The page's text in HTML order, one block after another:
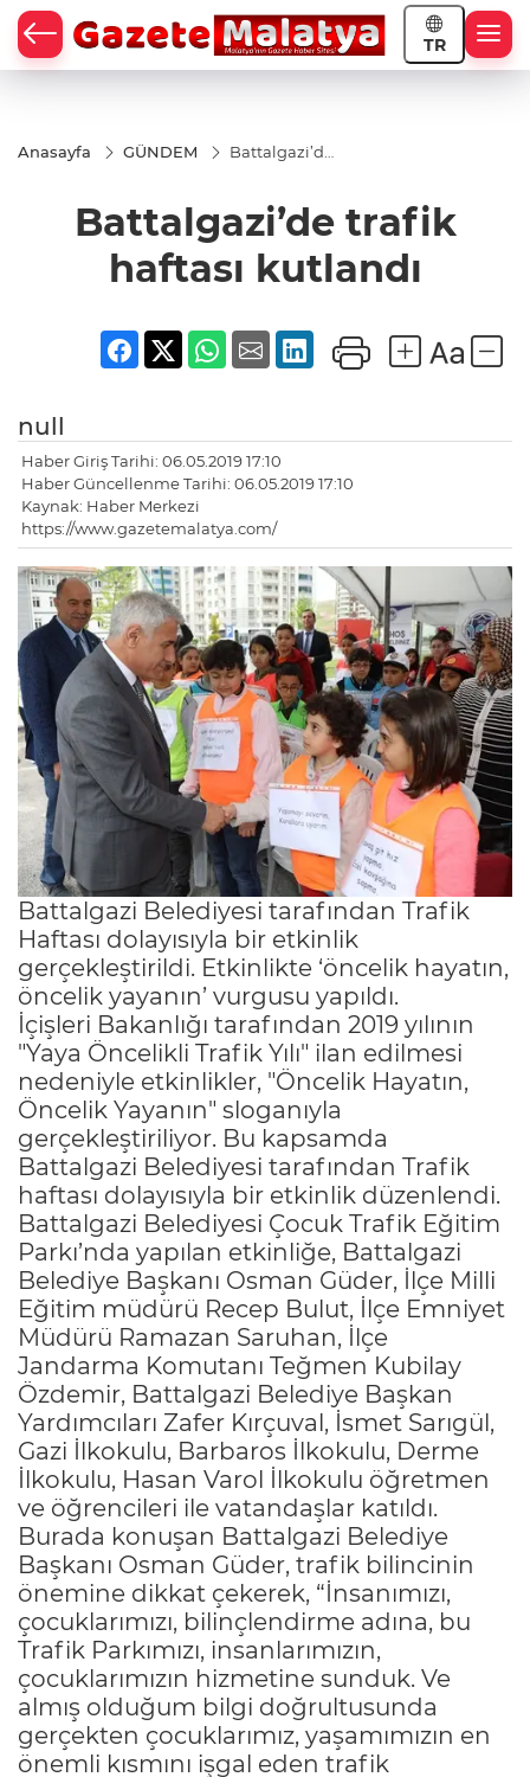
TR
Anasayfa GÜNDEM
Battalgazi’de
Battalgazi’de trafik
haftası kutlandı
null
Haber Giriş Tarihi: 06.05.2019 17:10
Haber Güncellenme Tarihi: 06.05.2019 17:10
Kaynak: Haber Merkezi
https://www.gazetemalatya.com/
Battalgazi Belediyesi tarafından Trafik
Haftası dolayısıyla bir etkinlik
gerçekleştirildi. Etkinlikte ‘öncelik hayatın,
öncelik yayanın’ vurgusu yapıldı.
İçişleri Bakanlığı tarafından 2019 yılının
"Yaya Öncelikli Trafik Yılı" ilan edilmesi
nedeniyle etkinlikler, "Öncelik Hayatın,
Öncelik Yayanın" sloganıyla
gerçekleştiriliyor. Bu kapsamda
Battalgazi Belediyesi tarafından Trafik
haftası dolayısıyla bir etkinlik düzenlendi.
Battalgazi Belediyesi Çocuk Trafik Eğitim
Parkı’nda yapılan etkinliğe, Battalgazi
Belediye Başkanı Osman Güder, İlçe Milli
Eğitim müdürü Recep Bulut, İlçe Emniyet
Müdürü Ramazan Saruhan, İlçe
Jandarma Komutanı Teğmen Kubilay
Özdemir, Battalgazi Belediye Başkan
Yardımcıları Zafer Kırçuval, İsmet Sarıgül,
Gazi İlkokulu, Barbaros İlkokulu, Derme
İlkokulu, Hasan Varol İlkokulu öğretmen
ve öğrencileri ile vatandaşlar katıldı.
Burada konuşan Battalgazi Belediye
Başkanı Osman Güder, trafik bilincinin
önemine dikkat çekerek, “İnsanımızı,
çocuklarımızı, bilinçlendirme adına, bu
Trafik Parkımızı, insanlarımızın,
çocuklarımızın hizmetine sunduk. Ve
almış olduğum bilgi doğrultusunda
gerçekten çocuklarımız, yaşamımızın en
önemli kısmını işgal eden trafik